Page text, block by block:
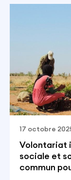
17 octobre
Volontariat
sociale et
commun